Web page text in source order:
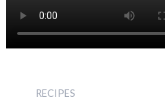
RECIPES